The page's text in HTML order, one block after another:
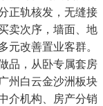
正轨核发，无缝接
卖次序，墙面、地
元改善置业客群。
品，从卧专属套房
州白云金沙洲板块
介机构、房产分销